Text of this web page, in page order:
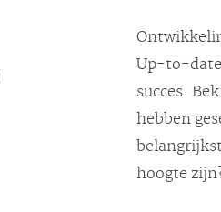
Up-to-date
succes.
hebben
hoogte